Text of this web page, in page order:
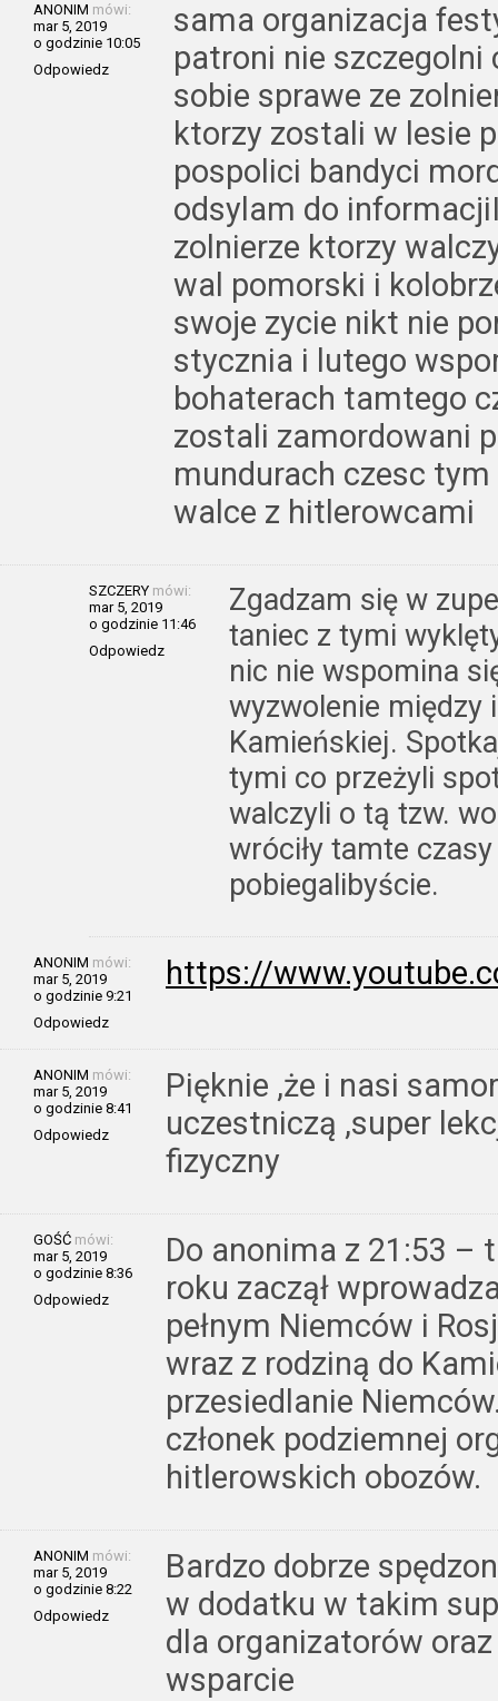
ANONIM mówi:
mar 5, 2019
o godzinie 10:05
Odpowiedz
sama organizacja
patroni nie szczegolni
sobie sprawe ze
ktorzy zostali w lesie
pospolici bandyci
odsylam do
zolnierze ktorzy
wal pomorski i
swoje zycie nikt nie
stycznia i lutego
bohaterach tamtego
zostali zamordowani
mundurach czesc
walce z hitlerowcami
SZCZERY mówi:
mar 5, 2019
o godzinie 11:46
Odpowiedz
Zgadzam się w
taniec z tymi
nic nie wspomina
wyzwolenie między
Kamieńskiej.
tymi co przeżyli
walczyli o tą tzw.
wróciły tamte
pobiegalibyście.
ANONIM mówi:
mar 5, 2019
o godzinie 9:21
Odpowiedz
https://
ANONIM mówi:
mar 5, 2019
o godzinie 8:41
Odpowiedz
Pięknie ,że i nasi
uczestniczą ,super
fizyczny
GOŚĆ mówi:
mar 5, 2019
o godzinie 8:36
Odpowiedz
Do anonima z 21:53 –
roku zaczął
pełnym Niemców i
wraz z rodziną do
przesiedlanie
członek podziemnej
hitlerowskich obozów.
ANONIM mówi:
mar 5, 2019
o godzinie 8:22
Odpowiedz
Bardzo dobrze
w dodatku w takim
dla organizatorów
wsparcie